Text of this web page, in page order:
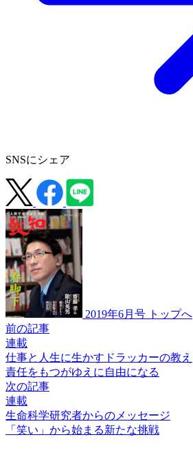
SNSにシェア
2019年6月号 トップへ
前の記事
連載
仕事と人生に生かすドラッカーの教え
責任をもつがゆえに 自由になる
次の記事
連載
生命科学研究者からのメッセージ
「笑い」から始まる新たな挑戦